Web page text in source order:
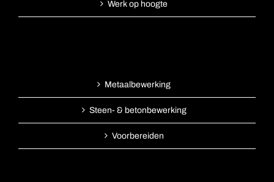
Werk op hoogte
Metaalbewerking
Steen- & betonbewerking
Voorbereiden